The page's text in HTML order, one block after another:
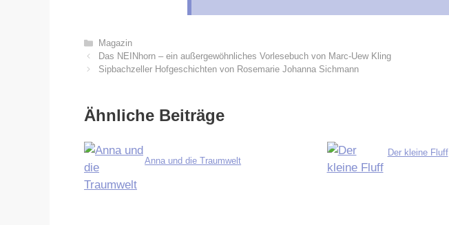
Kategorien
Magazin
Das NEINhorn – ein außergewöhnliches Vorlesebuch von Marc-Uew Kling
Sipbachzeller Hofgeschichten von Rosemarie Johanna Sichmann
Ähnliche Beiträge
Anna und die Traumwelt
Der kleine Fluff